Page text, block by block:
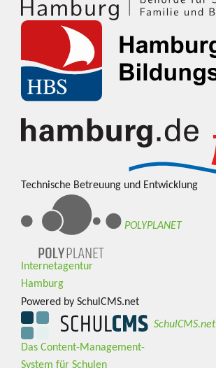
Technische Betreuung und Entwicklung
POLYPLANET
Internetagentur
Hamburg
Powered by SchulCMS.net
SchulCMS.net
Das Content-Management-
System für Schulen